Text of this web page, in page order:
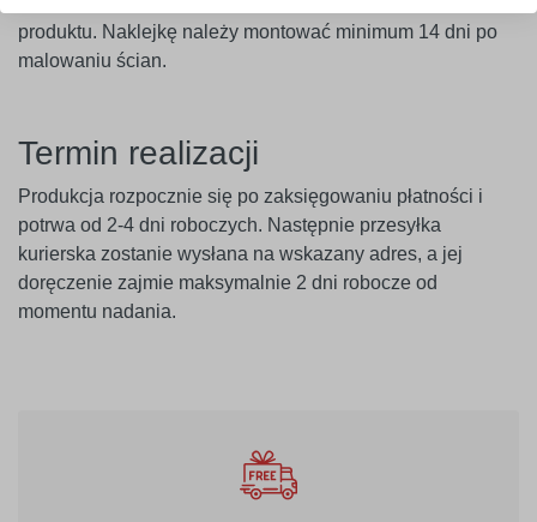
produktu. Naklejkę należy montować minimum 14 dni po
malowaniu ścian.
Termin realizacji
Produkcja rozpocznie się po zaksięgowaniu płatności i
potrwa od 2-4 dni roboczych. Następnie przesyłka
kurierska zostanie wysłana na wskazany adres, a jej
doręczenie zajmie maksymalnie 2 dni robocze od
momentu nadania.